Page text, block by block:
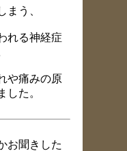
まう、
れる神経症
や痛みの原
した。
お聞きした